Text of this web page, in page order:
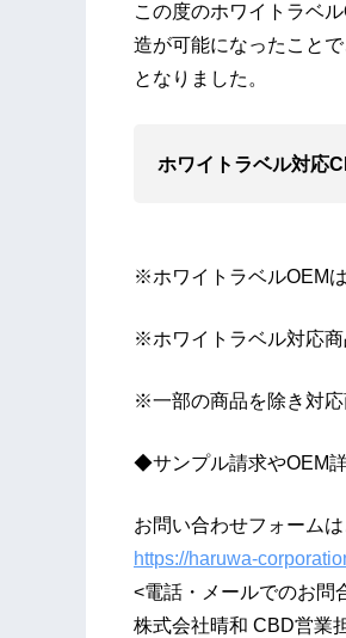
この度のホワイトラベ
造が可能になったこと
となりました。
ホワイトラベル対応
※ホワイトラベルOEM
※ホワイトラベル対応商
※一部の商品を除き対応
◆サンプル請求やOEM
お問い合わせフォーム
https://haruwa-
<電話・メールでのお問
株式会社晴和 CBD営業